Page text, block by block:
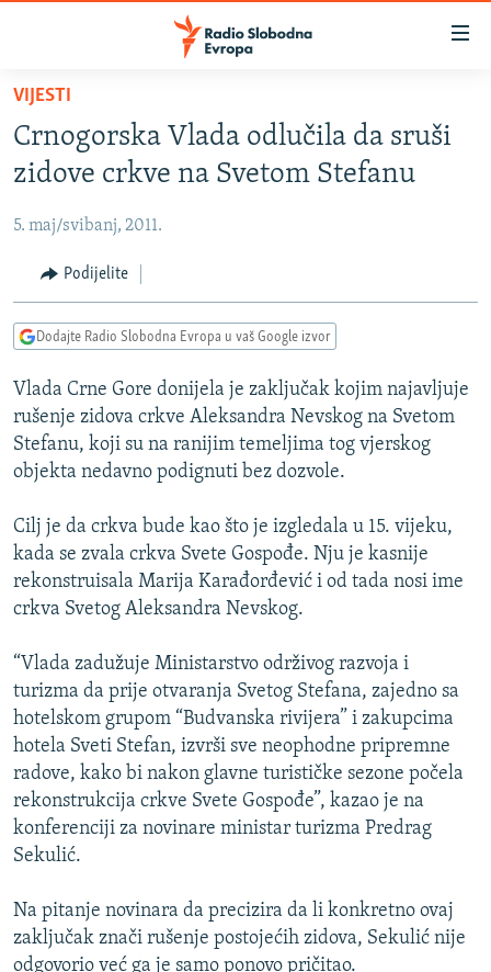
Pređite
glavni
sadržaj
na
navigaciju
Pređite
na
BOSNA I HERCEGOVINA
KOSOVO
CRNA GORA
VIDEO
FOTOGALERIJE
INFOGRAFIKE
PODCASTI
RAT U UKRAJINI
KINA NA BALKANU
RSE PRIČE IZ SVIJETA
ISPRIČAJ MI
DNEVNO@RSE
SPECIJALI RSE
GENOCID U SREBRENICI
POPLAVE I KLIZIŠTA U BIH 2024.
TV LIBERTY
POST SCRIPTUM
MOJA EVROPA
SVE KARTE DEJTONA
NASTANAK I RASPAD JUGOSLAVIJE
PRATITE NAS
Sve RFE/RL stranice
VIJESTI
Crnogorska Vlada odlučila da sruši
zidove crkve na Svetom Stefanu
5. maj/svibanj, 2011.
Podijelite
Dodajte Radio Slobodna Evropa u vaš Google izvor
Vlada Crne Gore donijela je zaključak kojim najavljuje
rušenje zidova crkve Aleksandra Nevskog na Svetom
Stefanu, koji su na ranijim temeljima tog vjerskog
objekta nedavno podignuti bez dozvole.
Cilj je da crkva bude kao što je izgledala u 15. vijeku,
kada se zvala crkva Svete Gospođe. Nju je kasnije
rekonstruisala Marija Karađorđević i od tada nosi ime
crkva Svetog Aleksandra Nevskog.
“Vlada zadužuje Ministarstvo održivog razvoja i
turizma da prije otvaranja Svetog Stefana, zajedno sa
hotelskom grupom “Budvanska rivijera” i zakupcima
hotela Sveti Stefan, izvrši sve neophodne pripremne
radove, kako bi nakon glavne turističke sezone počela
rekonstrukcija crkve Svete Gospođe”, kazao je na
konferenciji za novinare ministar turizma Predrag
Sekulić.
Na pitanje novinara da precizira da li konkretno ovaj
zaključak znači rušenje postojećih zidova, Sekulić nije
odgovorio već ga je samo ponovo pričitao.